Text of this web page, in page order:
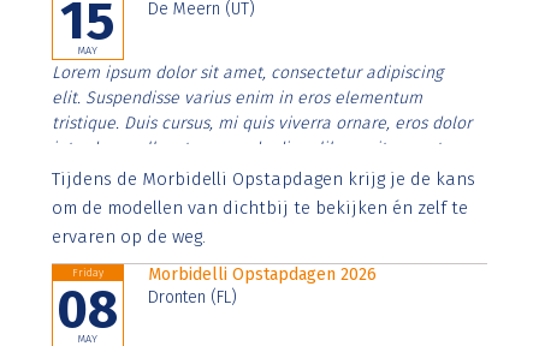
15
MAY
De Meern (UT)
Lorem ipsum dolor sit amet, consectetur adipiscing
elit. Suspendisse varius enim in eros elementum
tristique. Duis cursus, mi quis viverra ornare, eros dolor
interdum nulla, ut commodo diam libero vitae erat.
Aenean faucibus nibh et justo cursus id rutrum lorem
imperdiet. Nunc ut sem vitae risus tristique posuere.
Tijdens de Morbidelli Opstapdagen krijg je de kans
om de modellen van dichtbij te bekijken én zelf te
ervaren op de weg.
Friday
08
MAY
Morbidelli Opstapdagen 2026
Dronten (FL)